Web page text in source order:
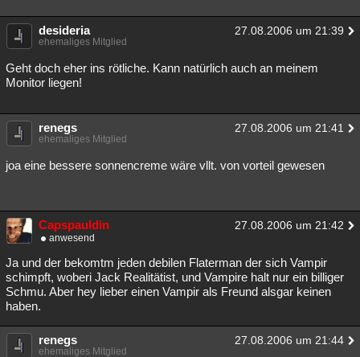
desideria 27.08.2006 um 21:39
ehemaliges Mitglied
Geht doch eher ins rötliche. Kann natürlich auch an meinem
Monitor liegen!
renegs 27.08.2006 um 21:41
ehemaliges Mitglied
joa eine bessere sonnencreme wäre vllt. von vorteil gewesen
Capspauldin 27.08.2006 um 21:42
anwesend
Ja und der bekomtm jeden debilen Flaterman der sich Vampir
schimpft, woberi Jack Realitätist, und Vampire halt nur ein billiger
Schmu. Aber hey lieber einen Vampir als Freund alsgar keinen
haben.
renegs 27.08.2006 um 21:44
ehemaliges Mitglied